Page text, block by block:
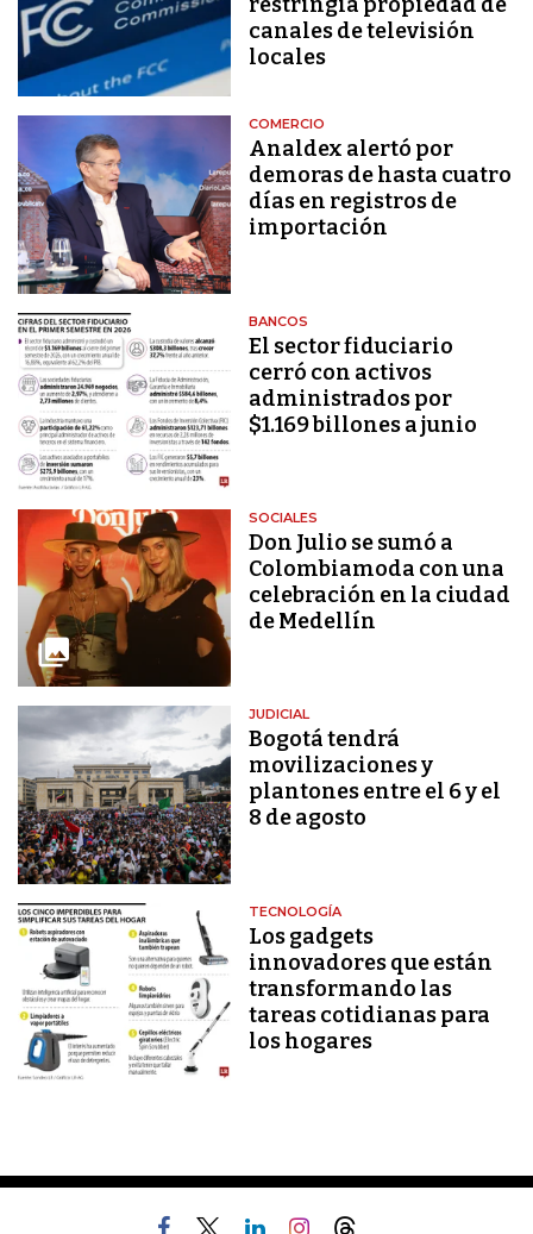
canales de televisión
locales
COMERCIO
Analdex alertó por
demoras de hasta cuatro
días en registros de
importación
BANCOS
El sector fiduciario
cerró con activos
administrados por
$1.169 billones a junio
SOCIALES
Don Julio se sumó a
Colombiamoda con una
celebración en la ciudad
de Medellín
JUDICIAL
Bogotá tendrá
movilizaciones y
plantones entre el 6 y el
8 de agosto
TECNOLOGÍA
Los gadgets
innovadores que están
transformando las
tareas cotidianas para
los hogares